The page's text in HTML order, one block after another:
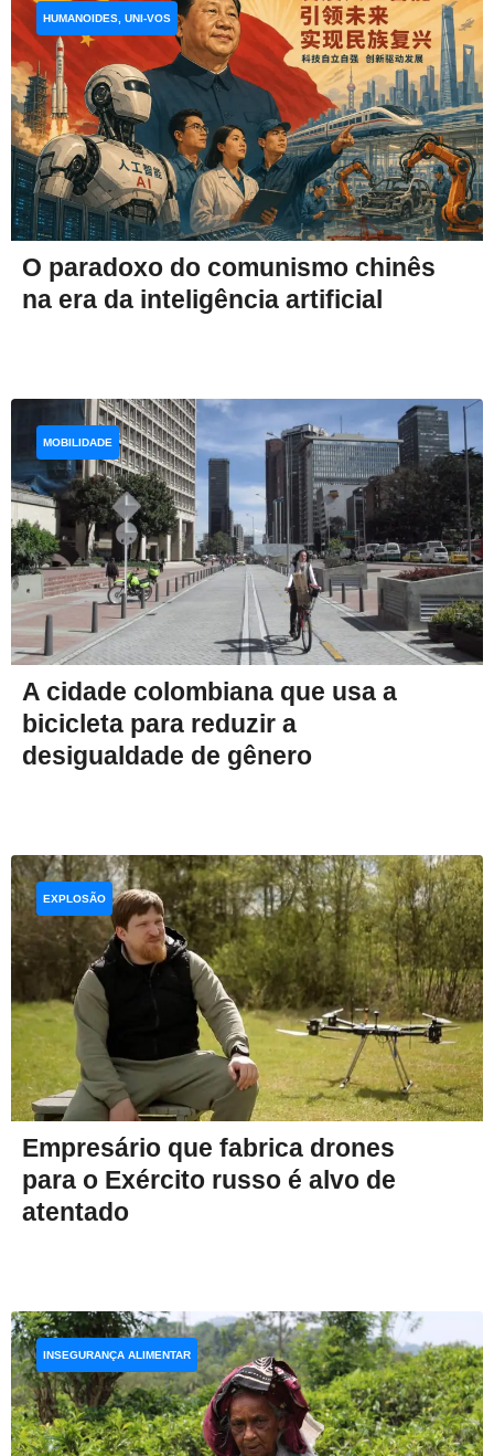
O paradoxo do comunismo chinês
na era da inteligência artificial
HUMANOIDES, UNI-VOS
A cidade colombiana que usa a
bicicleta para reduzir a
desigualdade de gênero
MOBILIDADE
Empresário que fabrica drones
para o Exército russo é alvo de
atentado
EXPLOSÃO
INSEGURANÇA ALIMENTAR